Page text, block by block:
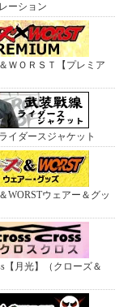
ーション
ＷＯＲＳＴ【プレミア
イダースジャケット
WORSTウェアー＆グッ
【月光】（クローズ＆